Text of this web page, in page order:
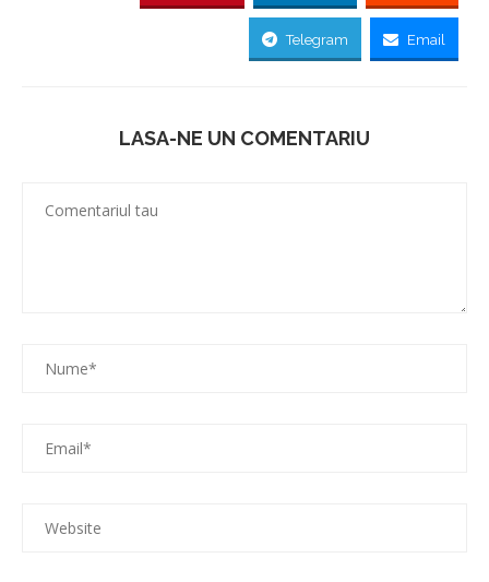
Telegram Email
LASA-NE UN COMENTARIU